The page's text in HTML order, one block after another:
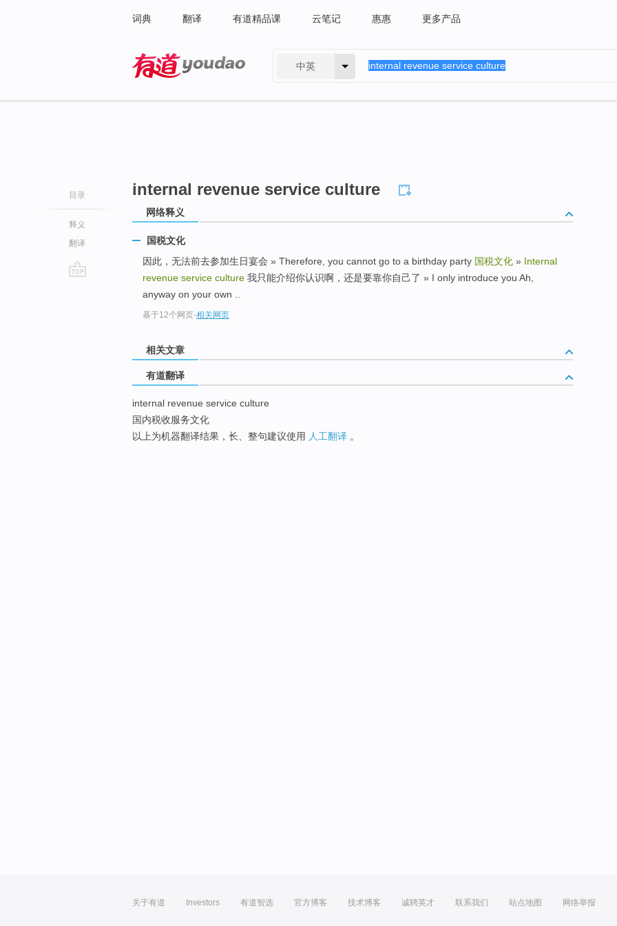
词典 翻译 有道精品课 云笔记 惠惠 更多产品
中英
目录
释义
翻译
internal revenue service culture
网络释义
国税文化
因此，无法前去参加生日宴会 » Therefore, you cannot go to a birthday party 国税文化 » Internal
revenue service culture 我只能介绍你认识啊，还是要靠你自己了 » I only introduce you Ah,
anyway on your own ..
基于12个网页-相关网页
相关文章
有道翻译
internal revenue service culture
国内税收服务文化
以上为机器翻译结果，长、整句建议使用 人工翻译 。
关于有道 Investors 有道智选 官方博客 技术博客 诚聘英才 联系我们 站点地图 网络举报